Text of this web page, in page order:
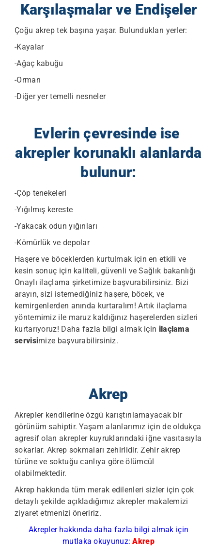
Karşılaşmalar ve Endişeler
Çoğu akrep tek başına yaşar. Bulundukları yerler:
-Kayalar
-Ağaç kabuğu
-Orman
-Diğer yer temelli nesneler
Evlerin çevresinde ise
akrepler korunaklı alanlarda
bulunur:
-Çöp tenekeleri
-Yığılmış kereste
-Yakacak odun yığınları
-Kömürlük ve depolar
Haşere ve böceklerden kurtulmak için en etkili ve
kesin sonuç için kaliteli, güvenli ve Sağlık bakanlığı
Onaylı ilaçlama şirketimize başvurabilirsiniz. Bizi
arayın, sizi istemediğiniz haşere, böcek, ve
kemirgenlerden anında kurtaralım! Artık ilaçlama
yöntemimiz ile maruz kaldığınız haşerelerden sizleri
kurtarıyoruz! Daha fazla bilgi almak için ilaçlama
servisimize başvurabilirsiniz.
Akrep
Akrepler kendilerine özgü karıştırılamayacak bir
görünüm sahiptir. Yaşam alanlarımız için de oldukça
agresif olan akrepler kuyruklarındaki iğne vasıtasıyla
sokarlar. Akrep sokmaları zehirlidir. Zehir akrep
türüne ve soktuğu canlıya göre ölümcül
olabilmektedir.
Akrep hakkında tüm merak edilenleri sizler için çok
detaylı şekilde açıkladığımız akrepler makalemizi
ziyaret etmenizi öneririz.
Akrepler hakkında daha fazla bilgi almak için
mutlaka okuyunuz:Akrep